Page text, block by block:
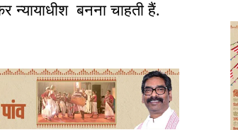
बनना चाहती हैं.